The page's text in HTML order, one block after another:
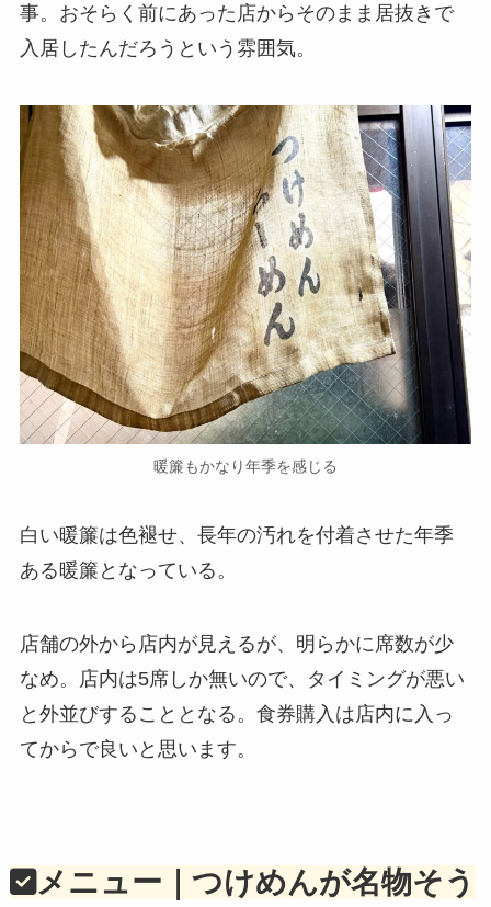
事。おそらく前にあった店からそのまま居抜きで
入居したんだろうという雰囲気。
暖簾もかなり年季を感じる
白い暖簾は色褪せ、長年の汚れを付着させた年季
ある暖簾となっている。
店舗の外から店内が見えるが、明らかに席数が少
なめ。店内は5席しか無いので、タイミングが悪い
と外並びすることとなる。食券購入は店内に入っ
てからで良いと思います。
メニュー｜つけめんが名物そう